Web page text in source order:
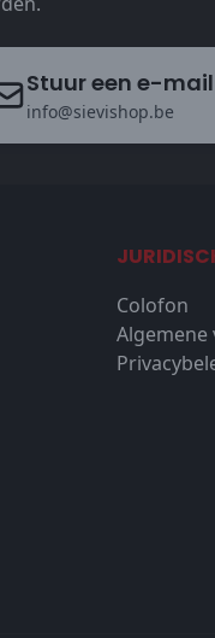
Stuur een e-mail
info@sievishop.be
Colofon